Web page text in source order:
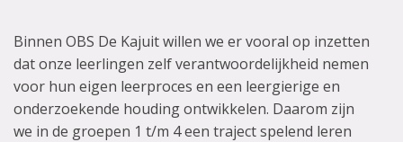
Binnen OBS De Kajuit willen we er vooral op inzetten
dat onze leerlingen zelf verantwoordelijkheid nemen
voor hun eigen leerproces en een leergierige en
onderzoekende houding ontwikkelen. Daarom zijn
we in de groepen 1 t/m 4 een traject spelend leren